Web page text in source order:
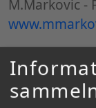
M.Markovic -